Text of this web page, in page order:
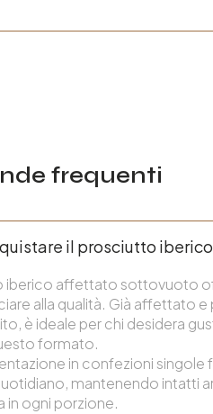
frequenti
il prosciutto
iberico affettato sottovuoto
alla qualità. Già affettato
è ideale per chi desidera
formato.
in confezioni singole
mantenendo intatti
in ogni porzione.